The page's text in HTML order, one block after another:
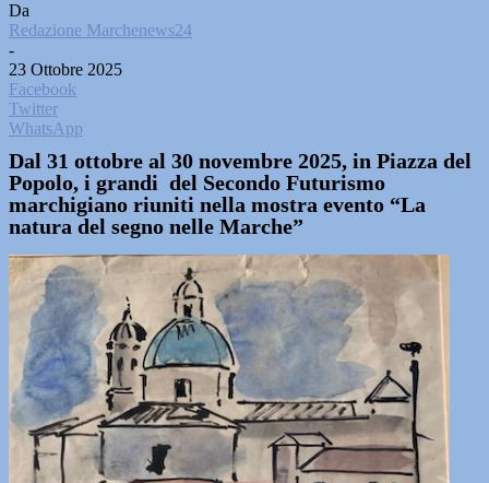
Da
Redazione Marchenews24
-
23 Ottobre 2025
Facebook
Twitter
WhatsApp
Dal 31 ottobre al 30 novembre 2025, in Piazza del
Popolo, i grandi del Secondo Futurismo
marchigiano riuniti nella mostra evento “La
natura del segno nelle Marche”